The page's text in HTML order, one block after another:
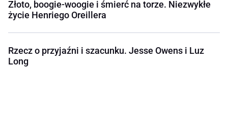
Złoto, boogie-woogie i śmierć na torze. Niezwykłe
życie Henriego Oreillera
Rzecz o przyjaźni i szacunku. Jesse Owens i Luz
Long